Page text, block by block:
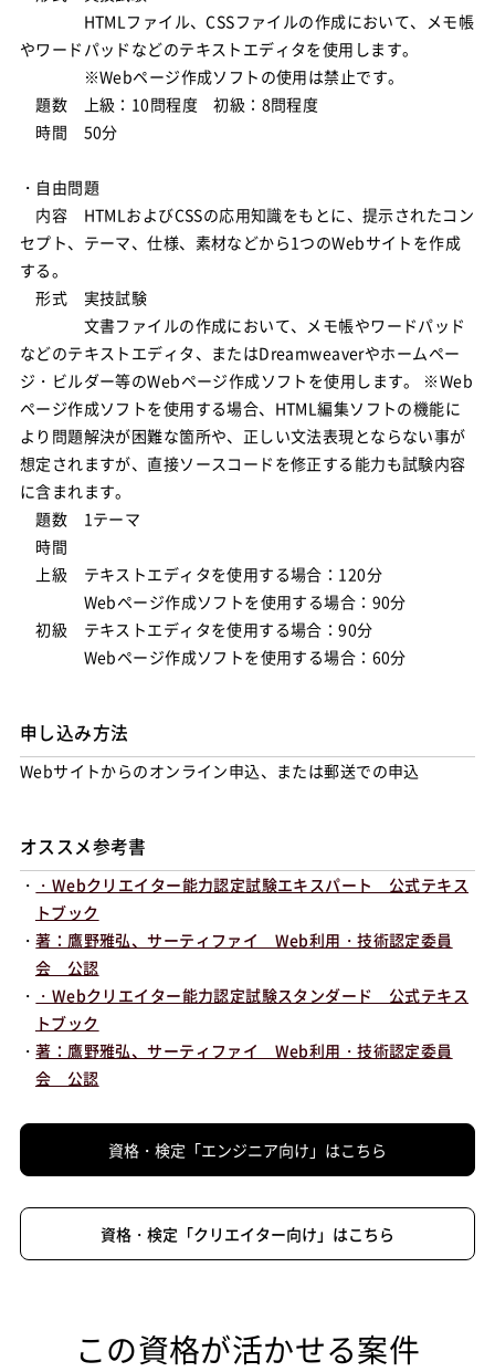
HTMLファイル、CSSファイルの作成において、メモ帳
やワードパッドなどのテキストエディタを使用します。
※Webページ作成ソフトの使用は禁止です。
題数 上級：10問程度 初級：8問程度
時間 50分
・自由問題
内容 HTMLおよびCSSの応用知識をもとに、提示されたコン
セプト、テーマ、仕様、素材などから1つのWebサイトを作成
する。
形式 実技試験
文書ファイルの作成において、メモ帳やワードパッド
などのテキストエディタ、またはDreamweaverやホームペー
ジ・ビルダー等のWebページ作成ソフトを使用します。 ※Web
ページ作成ソフトを使用する場合、HTML編集ソフトの機能に
より問題解決が困難な箇所や、正しい文法表現とならない事が
想定されますが、直接ソースコードを修正する能力も試験内容
に含まれます。
題数 1テーマ
時間
上級 テキストエディタを使用する場合：120分
Webページ作成ソフトを使用する場合：90分
初級 テキストエディタを使用する場合：90分
Webページ作成ソフトを使用する場合：60分
申し込み方法
Webサイトからのオンライン申込、または郵送での申込
オススメ参考書
・ ・Webクリエイター能力認定試験エキスパート 公式テキス
トブック
・著：鷹野雅弘、サーティファイ Web利用・技術認定委員
会 公認
・ ・Webクリエイター能力認定試験スタンダード 公式テキス
トブック
・著：鷹野雅弘、サーティファイ Web利用・技術認定委員
会 公認
資格・検定「エンジニア向け」はこちら
資格・検定「クリエイター向け」はこちら
この資格が活かせる案件